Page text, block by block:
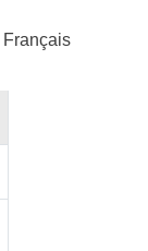
Français